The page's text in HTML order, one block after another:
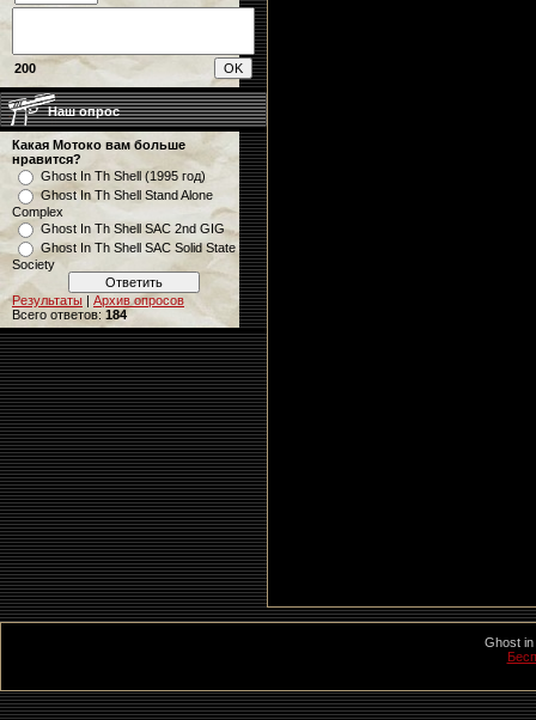
200
Наш опрос
Какая Мотоко вам больше
нравится?
Ghost In Th Shell (1995 год)
Ghost In Th Shell Stand Alone
Complex
Ghost In Th Shell SAC 2nd GIG
Ghost In Th Shell SAC Solid State
Society
Результаты
Архив опросов
Всего ответов: 184
Ghost